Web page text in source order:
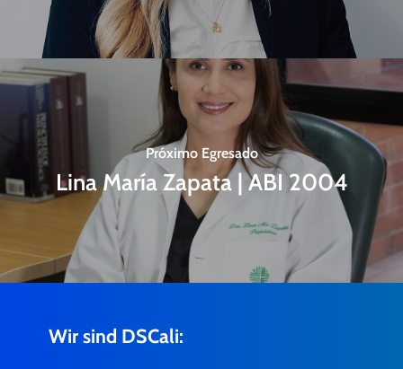
Próximo Egresado
Lina María Zapata | ABI 2004
Wir sind DSCali: